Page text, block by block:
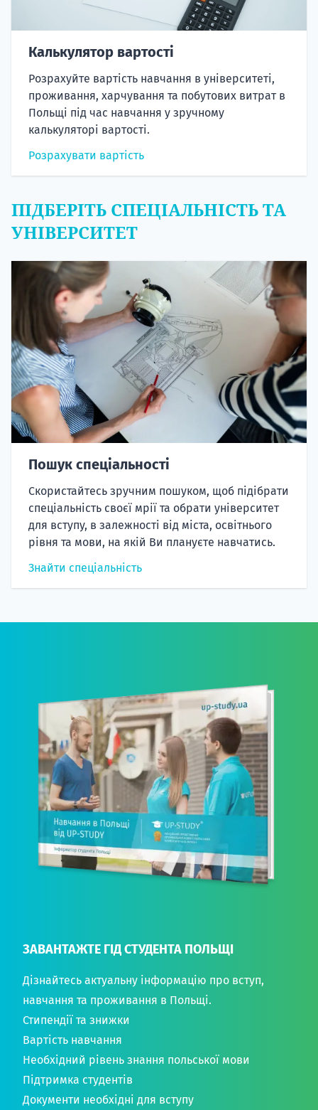
Калькулятор вартості
Розрахуйте вартість навчання в університеті,
проживання, харчування та побутових витрат в
Польщі під час навчання у зручному
калькуляторі вартості.
Розрахувати вартість
ПІДБЕРІТЬ СПЕЦІАЛЬНІСТЬ ТА
УНІВЕРСИТЕТ
Пошук спеціальності
Скористайтесь зручним пошуком, щоб підібрати
спеціальність своєї мрії та обрати університет
для вступу, в залежності від міста, освітнього
рівня та мови, на якій Ви плануєте навчатись.
Знайти спеціальність
ЗАВАНТАЖТЕ ГІД СТУДЕНТА ПОЛЬЩІ
Дізнайтесь актуальну інформацію про вступ,
навчання та проживання в Польщі.
Стипендії та знижки
Вартість навчання
Необхідний рівень знання польської мови
Підтримка студентів
Документи необхідні для вступу